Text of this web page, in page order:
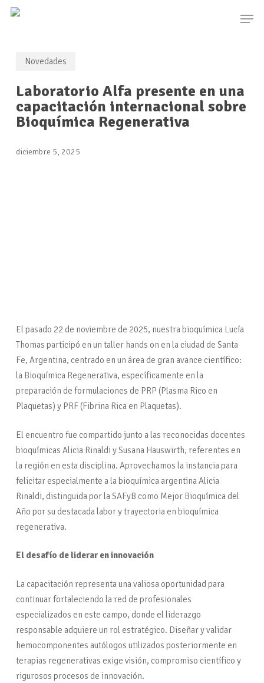
Skip
Novedades
Laboratorio Alfa presente en una
capacitación internacional sobre
Bioquímica Regenerativa
diciembre 5, 2025
El pasado 22 de noviembre de 2025, nuestra bioquímica Lucía
Thomas participó en un taller hands on en la ciudad de Santa
Fe, Argentina, centrado en un área de gran avance científico:
la Bioquímica Regenerativa, específicamente en la
preparación de formulaciones de PRP (Plasma Rico en
Plaquetas) y PRF (Fibrina Rica en Plaquetas).
El encuentro fue compartido junto a las reconocidas docentes
bioquímicas Alicia Rinaldi y Susana Hauswirth, referentes en
la región en esta disciplina. Aprovechamos la instancia para
felicitar especialmente a la bioquímica argentina Alicia
Rinaldi, distinguida por la SAFyB como Mejor Bioquímica del
Año por su destacada labor y trayectoria en bioquímica
regenerativa.
El desafío de liderar en innovación
La capacitación representa una valiosa oportunidad para
continuar fortaleciendo la red de profesionales
especializados en este campo, donde el liderazgo
responsable adquiere un rol estratégico. Diseñar y validar
hemocomponentes autólogos utilizados posteriormente en
terapias regenerativas exige visión, compromiso científico y
rigurosos procesos de innovación.